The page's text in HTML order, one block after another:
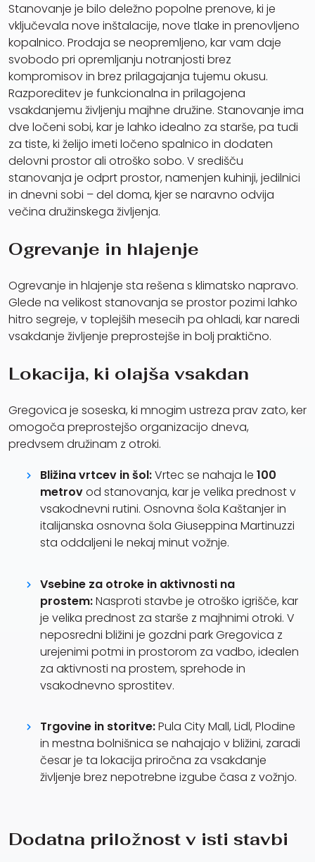
Stanovanje je bilo deležno popolne prenove, ki je
vključevala nove inštalacije, nove tlake in prenovljeno
kopalnico. Prodaja se neopremljeno, kar vam daje
svobodo pri opremljanju notranjosti brez
kompromisov in brez prilagajanja tujemu okusu.
Razporeditev je funkcionalna in prilagojena
vsakdanjemu življenju majhne družine. Stanovanje ima
dve ločeni sobi, kar je lahko idealno za starše, pa tudi
za tiste, ki želijo imeti ločeno spalnico in dodaten
delovni prostor ali otroško sobo. V središču
stanovanja je odprt prostor, namenjen kuhinji, jedilnici
in dnevni sobi – del doma, kjer se naravno odvija
večina družinskega življenja.
Ogrevanje in hlajenje
Ogrevanje in hlajenje sta rešena s klimatsko napravo.
Glede na velikost stanovanja se prostor pozimi lahko
hitro segreje, v toplejših mesecih pa ohladi, kar naredi
vsakdanje življenje preprostejše in bolj praktično.
Lokacija, ki olajša vsakdan
Gregovica je soseska, ki mnogim ustreza prav zato, ker
omogoča preprostejšo organizacijo dneva,
predvsem družinam z otroki.
Bližina vrtcev in šol:Vrtec se nahaja le 100
metrovod stanovanja, kar je velika prednost v
vsakodnevni rutini. Osnovna šola Kaštanjer in
italijanska osnovna šola Giuseppina Martinuzzi
sta oddaljeni le nekaj minut vožnje.
Vsebine za otroke in aktivnosti na
prostem:Nasproti stavbe je otroško igrišče, kar
je velika prednost za starše z majhnimi otroki. V
neposredni bližini je gozdni park Gregovica z
urejenimi potmi in prostorom za vadbo, idealen
za aktivnosti na prostem, sprehode in
vsakodnevno sprostitev.
Trgovine in storitve:Pula City Mall, Lidl, Plodine
in mestna bolnišnica se nahajajo v bližini, zaradi
česar je ta lokacija priročna za vsakdanje
življenje brez nepotrebne izgube časa z vožnjo.
Dodatna priložnost v isti stavbi